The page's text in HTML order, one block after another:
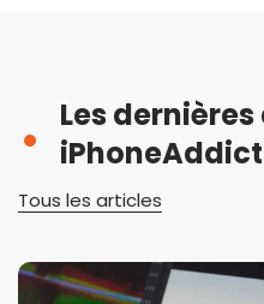
Les
Tous les articles